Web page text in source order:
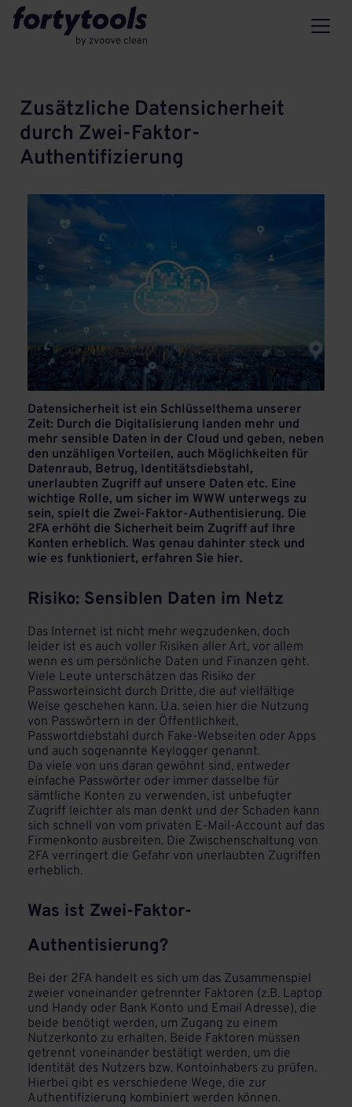
Zusätzliche Datensicherheit
durch Zwei-Faktor-
Authentifizierung
Datensicherheit ist ein Schlüsselthema unserer
Zeit: Durch die Digitalisierung landen mehr und
mehr sensible Daten in der Cloud und geben, neben
den unzähligen Vorteilen, auch Möglichkeiten für
Datenraub, Betrug, Identitätsdiebstahl,
unerlaubten Zugriff auf unsere Daten etc. Eine
wichtige Rolle, um sicher im WWW unterwegs zu
sein, spielt die Zwei-Faktor-Authentisierung. Die
2FA erhöht die Sicherheit beim Zugriff auf Ihre
Konten erheblich. Was genau dahinter steck und
wie es funktioniert, erfahren Sie hier.
Risiko: Sensiblen Daten im Netz
Das Internet ist nicht mehr wegzudenken, doch
leider ist es auch voller Risiken aller Art, vor allem
wenn es um persönliche Daten und Finanzen geht.
Viele Leute unterschätzen das Risiko der
Passworteinsicht durch Dritte, die auf vielfältige
Weise geschehen kann. U.a. seien hier die Nutzung
von Passwörtern in der Öffentlichkeit,
Passwortdiebstahl durch Fake-Webseiten oder Apps
und auch sogenannte Keylogger genannt.
Da viele von uns daran gewöhnt sind, entweder
einfache Passwörter oder immer dasselbe für
sämtliche Konten zu verwenden, ist unbefugter
Zugriff leichter als man denkt und der Schaden kann
sich schnell von vom privaten E-Mail-Account auf das
Firmenkonto ausbreiten. Die Zwischenschaltung von
2FA verringert die Gefahr von unerlaubten Zugriffen
erheblich.
Was ist Zwei-Faktor-
Authentisierung?
Bei der 2FA handelt es sich um das Zusammenspiel
zweier voneinander getrennter Faktoren (z.B. Laptop
und Handy oder Bank Konto und Email Adresse), die
beide benötigt werden, um Zugang zu einem
Nutzerkonto zu erhalten. Beide Faktoren müssen
getrennt voneinander bestätigt werden, um die
Identität des Nutzers bzw. Kontoinhabers zu prüfen.
Hierbei gibt es verschiedene Wege, die zur
Authentifizierung kombiniert werden können.